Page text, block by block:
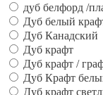
дуб белфорд /
Дуб белый
Дуб Канадский
Дуб крафт
Дуб крафт /
Дуб Крафт
Дуб крафт